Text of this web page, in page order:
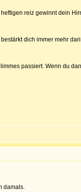
reiz gewinnt dein
dich immer mehr
passiert. Wenn du
damals.